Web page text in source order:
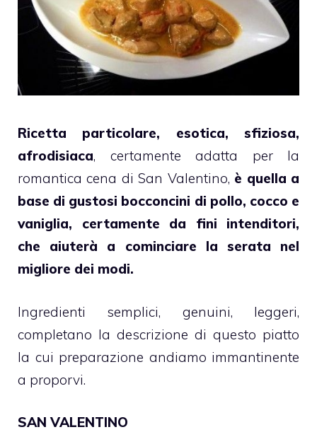
Ricetta particolare, esotica, sfiziosa,
afrodisiaca, certamente adatta per la
romantica cena di San Valentino, è quella a
base di gustosi bocconcini di pollo, cocco e
vaniglia, certamente da fini intenditori,
che aiuterà a cominciare la serata nel
migliore dei modi.
Ingredienti semplici, genuini, leggeri,
completano la descrizione di questo piatto
la cui preparazione andiamo immantinente
a proporvi.
SAN VALENTINO